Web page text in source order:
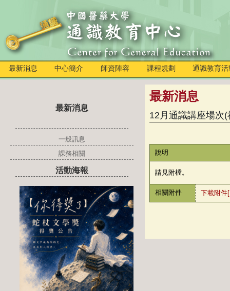
最新消息 中心簡介 師資陣容 課程規劃 通識教育活
最新消息
一般訊息
課務相關
活動海報
最新消息
12月通識講座場次
說明
請見附檔。
相關附件 下載附件